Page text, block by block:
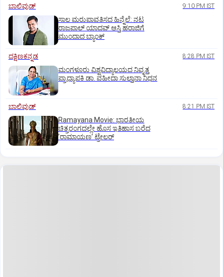
ಬಾಲಿವುಡ್‌ 9:10 PM IST
ಸಾಲ ಮರುಪಾವತಿಸದ ಹಿನ್ನೆಲೆ: ನಟ
ರಾಜಪಾಲ್ ಯಾದವ್‌ ಆಸ್ತಿ ಹರಾಜಿಗೆ
ಮುಂದಾದ ಬ್ಯಾಂಕ್
ದಕ್ಷಿಣಕನ್ನಡ 8:28 PM IST
ಮಂಗಳೂರು ವಿಶ್ವವಿದ್ಯಾಲಯದ ನಿವೃತ್ತ
ಪ್ರಾಧ್ಯಾಪಕಿ ಡಾ. ವಹೀದಾ ಸುಲ್ತಾನಾ ನಿಧನ
ಬಾಲಿವುಡ್‌ 8:21 PM IST
Ramayana Movie: ಭಾರತೀಯ
ಚಿತ್ರರಂಗದಲ್ಲೇ ಹೊಸ ಇತಿಹಾಸ ಬರೆದ
ʼರಾಮಾಯಣʼ ಟ್ರೇಲರ್